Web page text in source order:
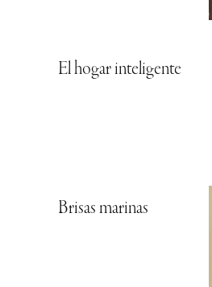
El hogar inteligente
Brisas marinas